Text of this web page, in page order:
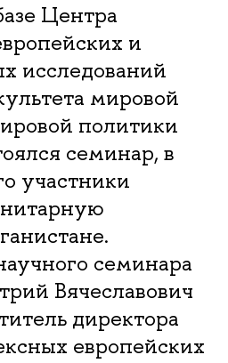
Центра
и
исследований
мировой
политики
семинар, в
участники
семинара
Вячеславович
директора
европейских